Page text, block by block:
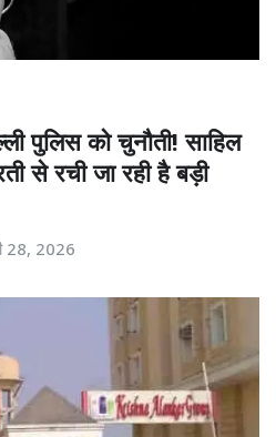
पुलिस को चुनौती! साहिल
से रची जा रही है बड़ी
28, 2026